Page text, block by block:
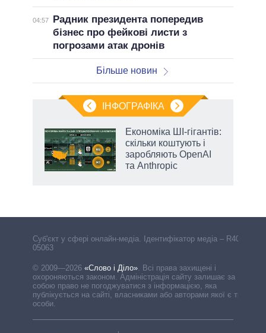
04:57
Радник президента попередив
бізнес про фейкові листи з
погрозами атак дронів
Більше новин
ІНФОГРАФІКА
Економіка ШІ-гігантів:
скільки коштують і
заробляють OpenAI
та Anthropic
Cуб'єкт у сфері онлайн-медіа. Ідентифікатор медіа – R40-
05063
© 2009—2026 «Слово і Діло»
Всі права захищені і
охороняються законом. Адміністрація сайту залишає за
собою право не погоджуватися з інформацією, яка
публікується на сайті, власниками або авторами якої є треті
особи.